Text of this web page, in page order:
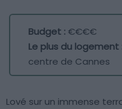
Budget :€€€€
Le plus du logement
centre de Cannes
Lové sur un immense